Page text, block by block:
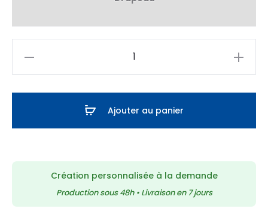
Ajouter au panier
Création personnalisée à la demande
Production sous 48h • Livraison en 7 jours